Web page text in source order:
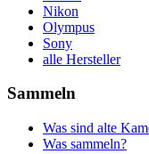
Nikon
Olympus
Sony
alle Hersteller
Sammeln
Was sind alte
Was sammeln?